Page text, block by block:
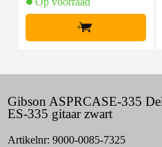
+
Gibson ASPRCASE-335
ES-335 gitaar zwart
Artikelnr: 9000-0085-7325